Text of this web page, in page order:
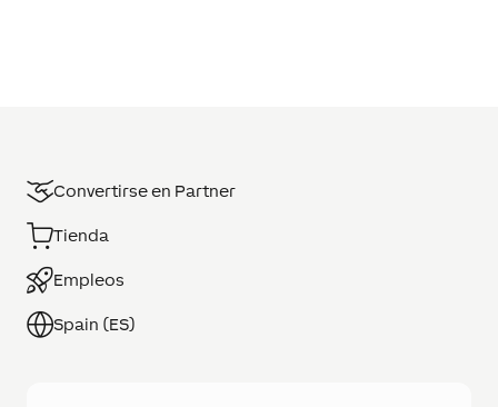
Convertirse en Partner
Tienda
Empleos
Spain (ES)